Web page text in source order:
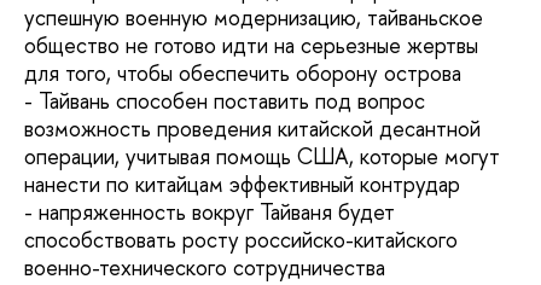
успешную военную модернизацию, тайваньское
общество не готово идти на серьезные жертвы
для того, чтобы обеспечить оборону острова
- Тайвань способен поставить под вопрос
возможность проведения китайской десантной
операции, учитывая помощь США, которые могут
нанести по китайцам эффективный контрудар
- напряженность вокруг Тайваня будет
способствовать росту российско-китайского
военно-технического сотрудничества